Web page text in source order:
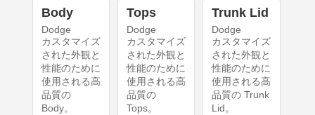
Body
Dodge
カスタマイズ
された外観と
性能のために
使用される高
品質の
Body。
Tops
Dodge
カスタマイズ
された外観と
性能のために
使用される高
品質の
Tops。
Trunk Lid
Dodge
カスタマイズ
された外観と
性能のために
使用される高
品質の Trunk
Lid。